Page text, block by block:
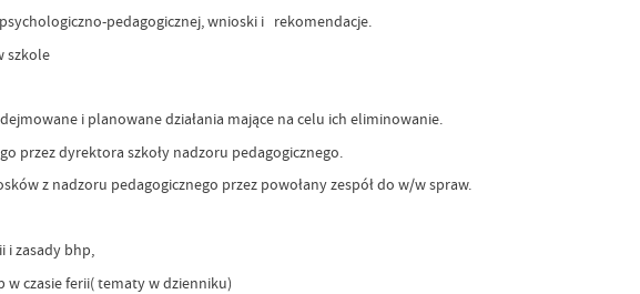
pedagogicznej, wnioski i rekomendacje.
szkole
i planowane działania mające na celu ich eliminowanie.
przez dyrektora szkoły nadzoru pedagogicznego.
z nadzoru pedagogicznego przez powołany zespół do w/w spraw.
zasady bhp,
czasie ferii( tematy w dzienniku)